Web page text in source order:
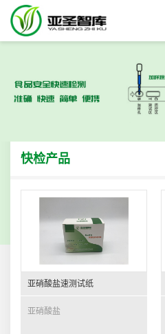
快检产品
亚硝酸盐速测试纸
亚硝酸盐